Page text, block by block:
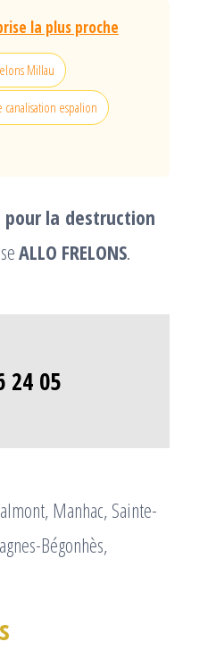
la plus proche
Millau
espalion
la destruction
ALLO FRELONS.
24 05
Manhac, Sainte-
Bégonhès,